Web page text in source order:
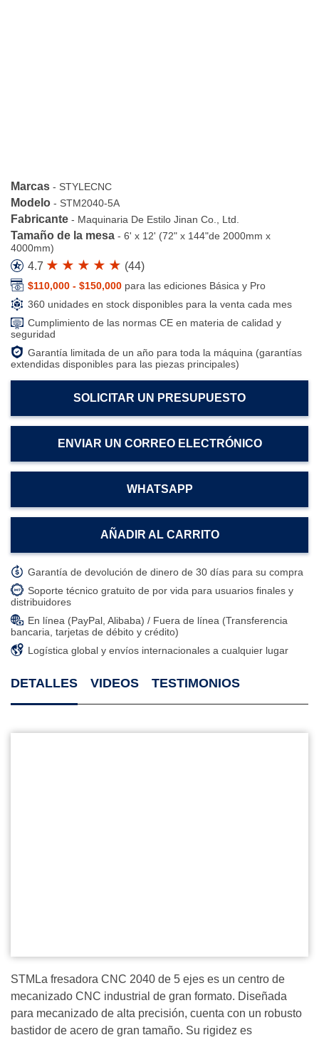
Marcas - STYLECNC
Modelo - STM2040-5A
Fabricante - Maquinaria De Estilo Jinan Co., Ltd.
Tamaño de la mesa - 6' x 12' (72" x 144"de 2000mm x
4000mm)
4.7 (44)
$110,000 - $150,000 para las ediciones Básica y Pro
360 unidades en stock disponibles para la venta cada mes
Cumplimiento de las normas CE en materia de calidad y
seguridad
Garantía limitada de un año para toda la máquina (garantías
extendidas disponibles para las piezas principales)
SOLICITAR UN PRESUPUESTO
ENVIAR UN CORREO ELECTRÓNICO
WHATSAPP
AÑADIR AL CARRITO
Garantía de devolución de dinero de 30 días para su compra
Soporte técnico gratuito de por vida para usuarios finales y
distribuidores
En línea (PayPal, Alibaba) / Fuera de línea (Transferencia
bancaria, tarjetas de débito y crédito)
Logística global y envíos internacionales a cualquier lugar
DETALLES VIDEOS TESTIMONIOS
STMLa fresadora CNC 2040 de 5 ejes es un centro de
mecanizado CNC industrial de gran formato. Diseñada
para mecanizado de alta precisión, cuenta con un robusto
bastidor de acero de gran tamaño. Su rigidez es